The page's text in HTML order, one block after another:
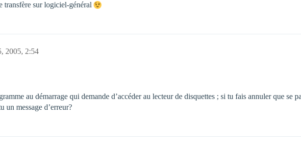
transfère sur logiciel-général
2005, 2:54
au démarrage qui demande d’accéder au lecteur de disquettes ; si tu fais annuler que se
un message d’erreur?